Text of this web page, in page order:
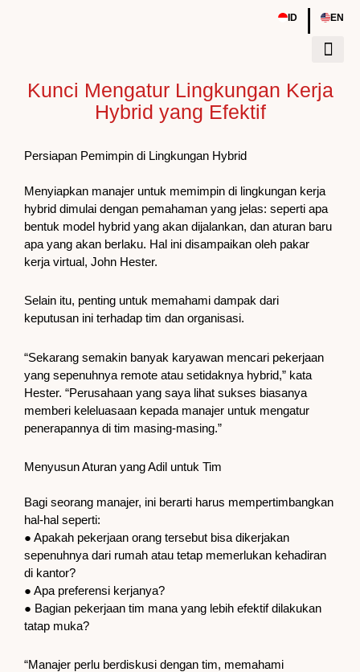
ID | EN
Kunci Mengatur Lingkungan Kerja
Hybrid yang Efektif
Persiapan Pemimpin di Lingkungan Hybrid
Menyiapkan manajer untuk memimpin di lingkungan kerja
hybrid dimulai dengan pemahaman yang jelas: seperti apa
bentuk model hybrid yang akan dijalankan, dan aturan baru
apa yang akan berlaku. Hal ini disampaikan oleh pakar
kerja virtual, John Hester.
Selain itu, penting untuk memahami dampak dari
keputusan ini terhadap tim dan organisasi.
“Sekarang semakin banyak karyawan mencari pekerjaan
yang sepenuhnya remote atau setidaknya hybrid,” kata
Hester. “Perusahaan yang saya lihat sukses biasanya
memberi keleluasaan kepada manajer untuk mengatur
penerapannya di tim masing-masing.”
Menyusun Aturan yang Adil untuk Tim
Bagi seorang manajer, ini berarti harus mempertimbangkan
hal-hal seperti:
● Apakah pekerjaan orang tersebut bisa dikerjakan
sepenuhnya dari rumah atau tetap memerlukan kehadiran
di kantor?
● Apa preferensi kerjanya?
● Bagian pekerjaan tim mana yang lebih efektif dilakukan
tatap muka?
“Manajer perlu berdiskusi dengan tim, memahami